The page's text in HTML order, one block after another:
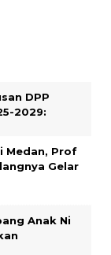
DPP
2029:
Medan, Prof
Gelar
Anak Ni